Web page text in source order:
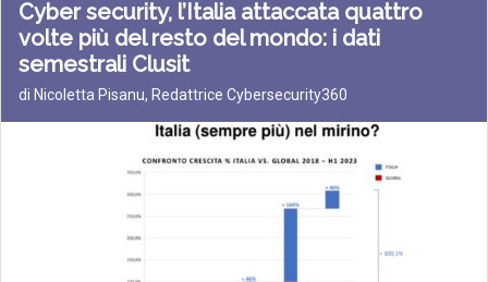
Cyber security, l’Italia attaccata quattro
volte più del resto del mondo: i dati
semestrali Clusit
di Nicoletta Pisanu, Redattrice Cybersecurity360